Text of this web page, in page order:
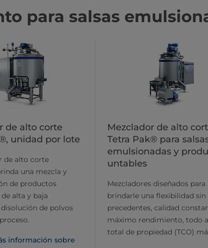
para salsas
de alto corte
unidad por lote
de alto corte
una mezcla y
de productos
alta y baja
de polvos
información sobre
Mezclador de alto
Tetra Pak® para
emulsionadas y
untables
Mezcladores diseñados para
brindarle una flexibilidad sin
precedentes, calidad
máximo rendimiento, todo
total de propiedad (TCO)